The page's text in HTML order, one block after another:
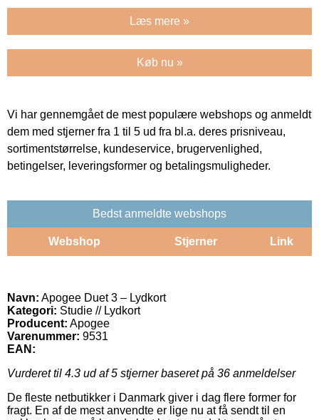
Læs mere »
Køb nu »
Vi har gennemgået de mest populære webshops og anmeldt
dem med stjerner fra 1 til 5 ud fra bl.a. deres prisniveau,
sortimentstørrelse, kundeservice, brugervenlighed,
betingelser, leveringsformer og betalingsmuligheder.
Bedst anmeldte webshops
Webshop Stjerner Link
Navn: Apogee Duet 3 – Lydkort
Kategori: Studie // Lydkort
Producent: Apogee
Varenummer: 9531
EAN:
Vurderet til 4.3 ud af 5 stjerner baseret på 36 anmeldelser
De fleste netbutikker i Danmark giver i dag flere former for
fragt. En af de mest anvendte er lige nu at få sendt til en